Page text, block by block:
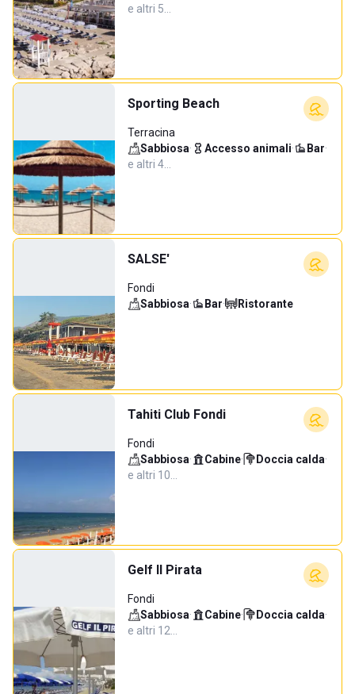
e altri 5…
Sporting Beach
Terracina
Sabbiosa· Accesso animali· Bar·
e altri 4…
SALSE'
Fondi
Sabbiosa· Bar· Ristorante
Tahiti Club Fondi
Fondi
Sabbiosa· Cabine· Doccia calda·
e altri 10…
Gelf Il Pirata
Fondi
Sabbiosa· Cabine· Doccia calda·
e altri 12…